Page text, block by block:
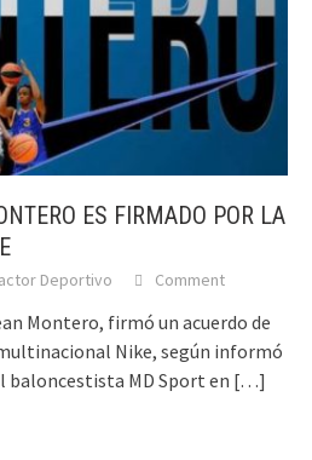
ES FIRMADO POR LA
Deportivo Comment
Montero, firmó un acuerdo de
Nike, según informó
baloncestista MD Sport en […]